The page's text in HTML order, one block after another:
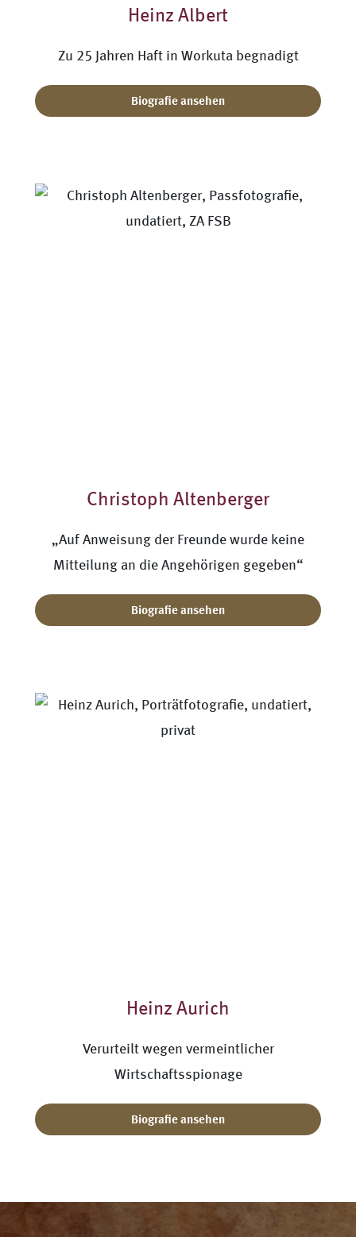
Heinz Albert
Zu 25 Jahren Haft in Workuta begnadigt
Biografie ansehen
Christoph Altenberger
„Auf Anweisung der Freunde wurde keine
Mitteilung an die Angehörigen gegeben“
Biografie ansehen
Heinz Aurich
Verurteilt wegen vermeintlicher
Wirtschaftsspionage
Biografie ansehen